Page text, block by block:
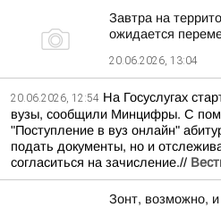
Завтра на
ожидается
20.06.2026, 13:04
20.06.2026, 12:54 На Госуслугах
вузы, сообщили Минцифры. С
"Поступление в вуз онлайн"
подать документы, но и
согласиться на зачисление.//
Зонт, возможно, и